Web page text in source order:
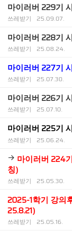
마이러버 229기
쓰레받기 25.09.07.
마이러버 228기
쓰레받기 25.08.24.
마이러버 227기
쓰레받기 25.07.30.
마이러버 226기
쓰레받기 25.07.10.
마이러버 225기
쓰레받기 25.06.24.
마이러버 224
칭)
쓰레받기 25.05.30.
2025-1학기 강의
25.8.21)
쓰레받기 25.05.16.